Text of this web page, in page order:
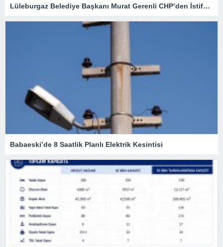
Lüleburgaz Belediye Başkanı Murat Gerenli CHP’den İstifa Etti
Babaeski’de 8 Saatlik Planlı Elektrik Kesintisi